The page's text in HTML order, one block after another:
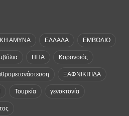
ΑΜΥΝΑ ΕΛΛΑΔΑ ΕΜΒΌΛΙΟ
ΗΠΑ Κορονοϊός
ΞΑΦΝΙΚΙΤΙΔΑ
Τουρκία γενοκτονία